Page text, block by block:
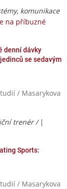
komunikace
na příbuzné
denní dávky
se sedavým
/ Masarykova
trenér / |
Sports:
/ Masarykova